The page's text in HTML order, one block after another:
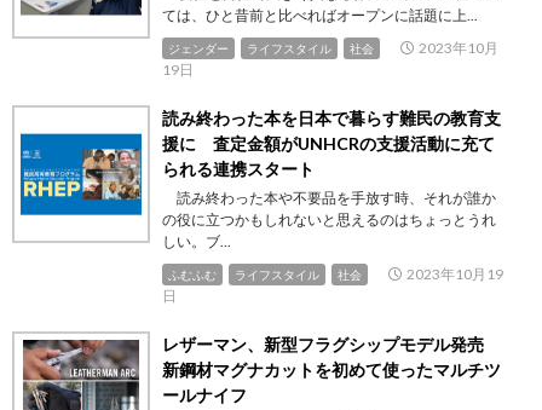
ては、ひと昔前と比べればオープンに話題に上...
ジェンダー ライフスタイル 社会
2023年10月
19日
読み終わった本を日本で暮らす難民の教育支
援に 査定金額がUNHCRの支援活動に充て
られる連携スタート
読み終わった本や不要品を手放す時、それが誰か
の役に立つかもしれないと思えるのはちょっとうれ
しい。ブ...
ふむふむ ライフスタイル 社会
2023年10月19
日
レザーマン、新型フラグシップモデル発売
新鋼材マグナカットを初めて使ったマルチツ
ールナイフ